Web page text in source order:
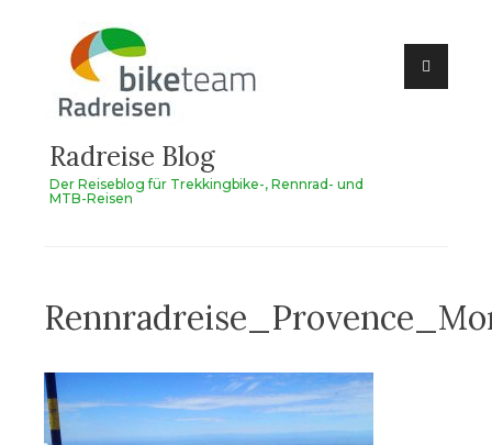
springen
Radreise Blog
Der Reiseblog für Trekkingbike-, Rennrad- und
MTB-Reisen